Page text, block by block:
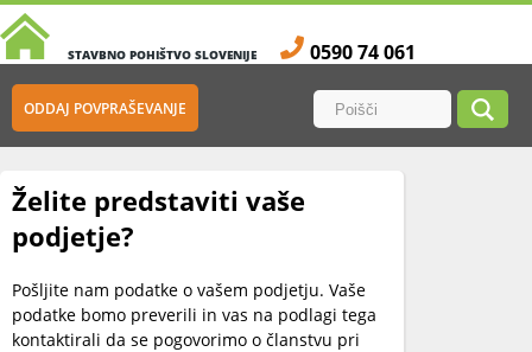
STAVBNO POHIŠTVO SLOVENIJE 0590 74 061
ODDAJ POVPRAŠEVANJE
Želite predstaviti vaše
podjetje?
Pošljite nam podatke o vašem podjetju. Vaše
podatke bomo preverili in vas na podlagi tega
kontaktirali da se pogovorimo o članstvu pri